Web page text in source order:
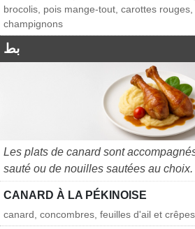
brocolis, pois mange-tout, carottes
champignons
بط
Les plats de canard sont
sauté ou de nouilles sautées au choix.
CANARD À LA PÉKINOISE
canard, concombres, feuilles d'ail et crêpes